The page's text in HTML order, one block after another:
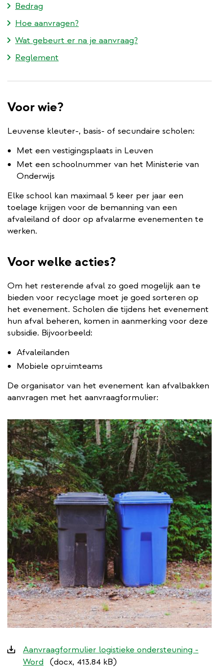
Bedrag
Hoe aanvragen?
Wat gebeurt er na je aanvraag?
Reglement
Voor wie?
Leuvense kleuter-, basis- of secundaire scholen:
Met een vestigingsplaats in Leuven
Met een schoolnummer van het Ministerie van
Onderwijs
Elke school kan maximaal 5 keer per jaar een
toelage krijgen voor de bemanning van een
afvaleiland of door op afvalarme evenementen te
werken.
Voor welke acties?
Om het resterende afval zo goed mogelijk aan te
bieden voor recyclage moet je goed sorteren op
het evenement. Scholen die tijdens het evenement
hun afval beheren, komen in aanmerking voor deze
subsidie. Bijvoorbeeld:
Afvaleilanden
Mobiele opruimteams
De organisator van het evenement kan afvalbakken
aanvragen met het aanvraagformulier:
Downloads
Aanvraagformulier logistieke ondersteuning -
Word
(docx, 413.84 kB)